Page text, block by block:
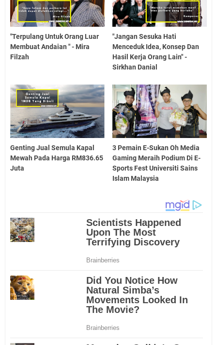
"Terpulang Untuk Orang Luar
Membuat Andaian " - Mira
Filzah
"Jangan Sesuka Hati
Menceduk Idea, Konsep Dan
Hasil Kerja Orang Lain" -
Sirkhan Danial
Genting Jual Semula Kapal
Mewah Pada Harga RM836.65
Juta
3 Pemain E-Sukan Oh Media
Gaming Meraih Podium Di E-
Sports Fest Universiti Sains
Islam Malaysia